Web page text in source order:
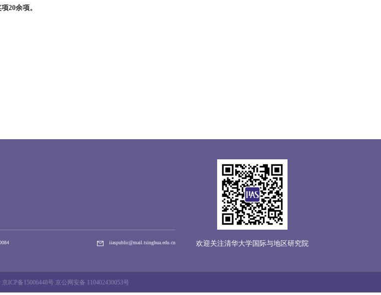
20余项。
欢迎关注清华大学国际与地区研究院
iiaspublic@mail.tsinghua.edu.cn
ICP备15006448号 京公网安备 110402430053号